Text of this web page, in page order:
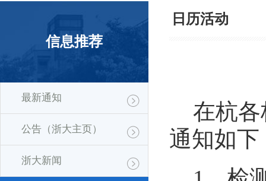
信息推荐
最新通知
公告（浙大主页）
浙大新闻
日历活动
在杭
通知如下